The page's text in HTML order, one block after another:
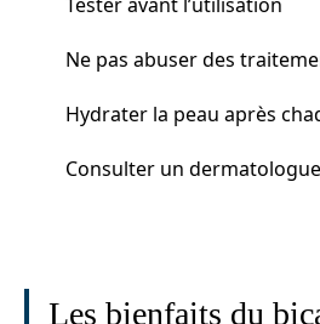
Ne pas abuser des
Hydrater la peau après
Consulter un dermatologue
Les bienfaits du